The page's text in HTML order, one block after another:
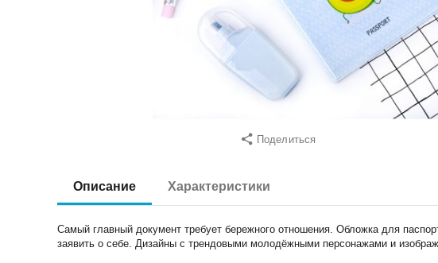
Поделиться
Описание Характеристики
Самый главный документ требует бережного отношения. Обложка для
заявить о себе. Дизайны с трендовыми молодёжными персонажами и